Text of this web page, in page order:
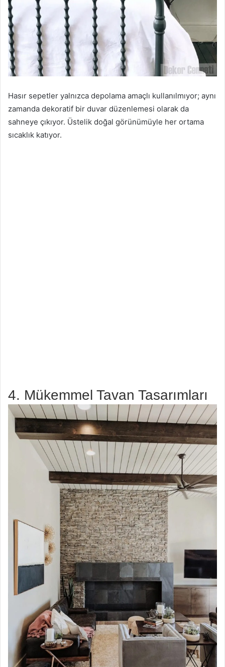
Hasır sepetler yalnızca depolama amaçlı kullanılmıyor; aynı
zamanda dekoratif bir duvar düzenlemesi olarak da
sahneye çıkıyor. Üstelik doğal görünümüyle her ortama
sıcaklık katıyor.
4. Mükemmel Tavan Tasarımları